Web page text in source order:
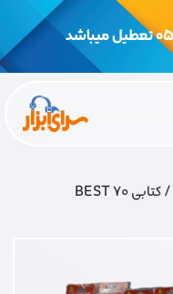
/ کتابی 70 BEST